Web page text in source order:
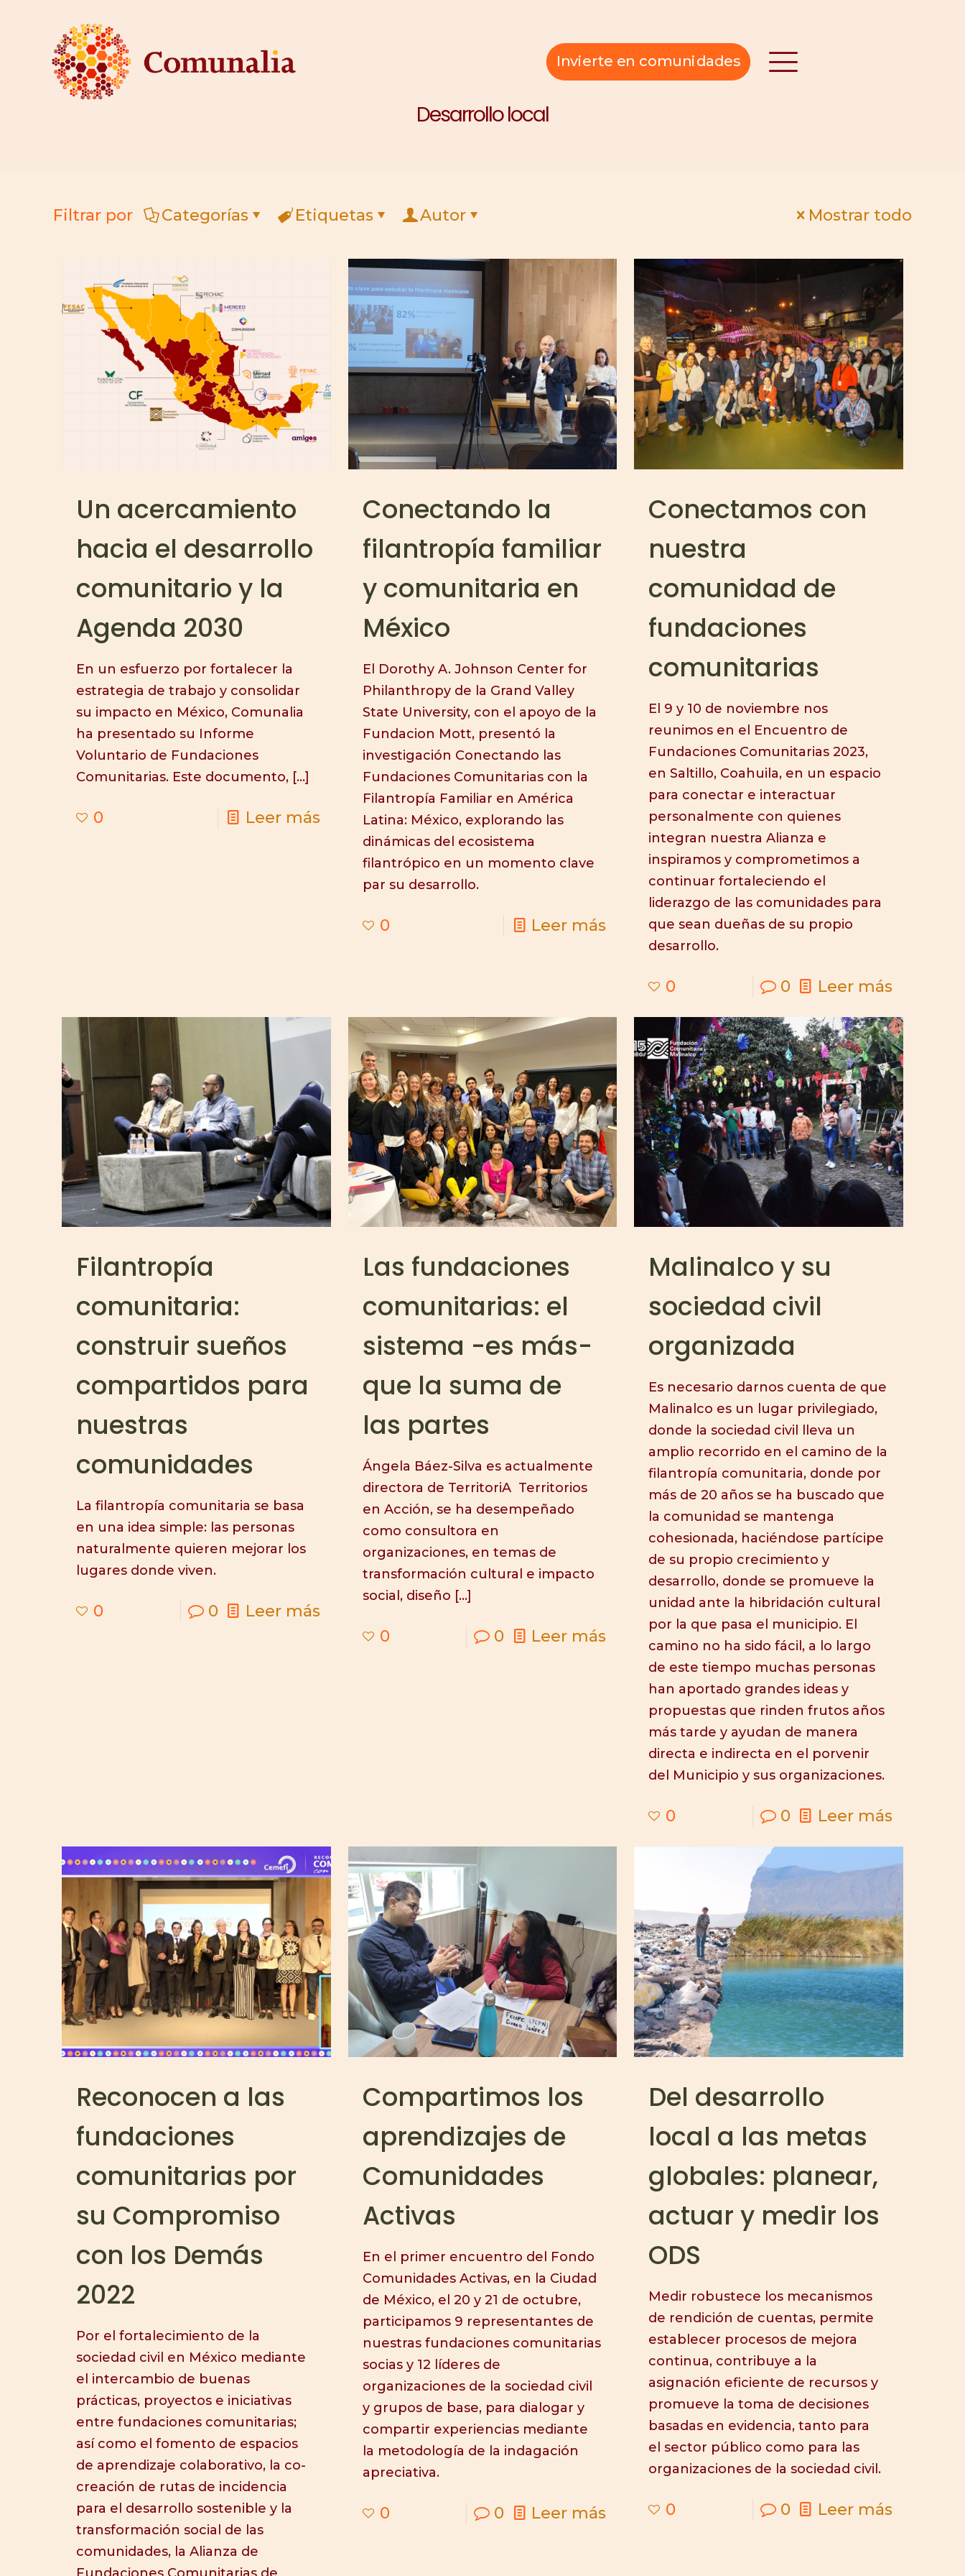
Invierte en comunidades
Desarrollo local
Filtrar por Categorías Etiquetas Autor Mostrar todo
Un acercamiento
hacia el desarrollo
comunitario y la
Agenda 2030
En un esfuerzo por fortalecer la
estrategia de trabajo y consolidar
su impacto en México, Comunalia
ha presentado su Informe
Voluntario de Fundaciones
Comunitarias. Este documento,[…]
0 Leer más
Conectando la
filantropía familiar
y comunitaria en
México
El Dorothy A. Johnson Center for
Philanthropy de la Grand Valley
State University, con el apoyo de la
Fundacion Mott, presentó la
investigación Conectando las
Fundaciones Comunitarias con la
Filantropía Familiar en América
Latina: México, explorando las
dinámicas del ecosistema
filantrópico en un momento clave
par su desarrollo.
0 Leer más
Conectamos con
nuestra
comunidad de
fundaciones
comunitarias
El 9 y 10 de noviembre nos
reunimos en el Encuentro de
Fundaciones Comunitarias 2023,
en Saltillo, Coahuila, en un espacio
para conectar e interactuar
personalmente con quienes
integran nuestra Alianza e
inspiramos y comprometimos a
continuar fortaleciendo el
liderazgo de las comunidades para
que sean dueñas de su propio
desarrollo.
0 0 Leer más
Filantropía
comunitaria:
construir sueños
compartidos para
nuestras
comunidades
La filantropía comunitaria se basa
en una idea simple: las personas
naturalmente quieren mejorar los
lugares donde viven.
0 0 Leer más
Las fundaciones
comunitarias: el
sistema -es más-
que la suma de
las partes
Ángela Báez-Silva es actualmente
directora de TerritoriA Territorios
en Acción, se ha desempeñado
como consultora en
organizaciones, en temas de
transformación cultural e impacto
social, diseño […]
0 0 Leer más
Malinalco y su
sociedad civil
organizada
Es necesario darnos cuenta de que
Malinalco es un lugar privilegiado,
donde la sociedad civil lleva un
amplio recorrido en el camino de la
filantropía comunitaria, donde por
más de 20 años se ha buscado que
la comunidad se mantenga
cohesionada, haciéndose partícipe
de su propio crecimiento y
desarrollo, donde se promueve la
unidad ante la hibridación cultural
por la que pasa el municipio. El
camino no ha sido fácil, a lo largo
de este tiempo muchas personas
han aportado grandes ideas y
propuestas que rinden frutos años
más tarde y ayudan de manera
directa e indirecta en el porvenir
del Municipio y sus organizaciones.
0 0 Leer más
Reconocen a las
fundaciones
comunitarias por
su Compromiso
con los Demás
2022
Por el fortalecimiento de la
sociedad civil en México mediante
el intercambio de buenas
prácticas, proyectos e iniciativas
entre fundaciones comunitarias;
así como el fomento de espacios
de aprendizaje colaborativo, la co-
creación de rutas de incidencia
para el desarrollo sostenible y la
transformación social de las
comunidades, la Alianza de
Compartimos los
aprendizajes de
Comunidades
Activas
En el primer encuentro del Fondo
Comunidades Activas, en la Ciudad
de México, el 20 y 21 de octubre,
participamos 9 representantes de
nuestras fundaciones comunitarias
socias y 12 líderes de
organizaciones de la sociedad civil
y grupos de base, para dialogar y
compartir experiencias mediante
la metodología de la indagación
apreciativa.
0 0 Leer más
Del desarrollo
local a las metas
globales: planear,
actuar y medir los
ODS
Medir robustece los mecanismos
de rendición de cuentas, permite
establecer procesos de mejora
continua, contribuye a la
asignación eficiente de recursos y
promueve la toma de decisiones
basadas en evidencia, tanto para
el sector público como para las
organizaciones de la sociedad civil.
0 0 Leer más